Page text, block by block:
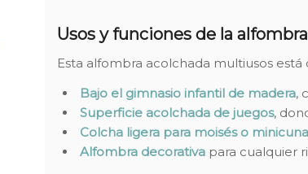
Usos y funciones de la alfombra
Esta alfombra acolchada multiusos
Bajo el gimnasio infantil de madera,
Superficie acolchada de juegos,
Colcha ligera para moisés o
Alfombra decorativapara cualquier